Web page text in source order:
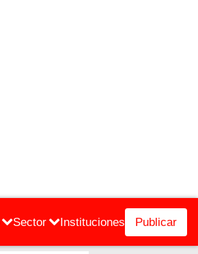
Sector Instituciones Publicar